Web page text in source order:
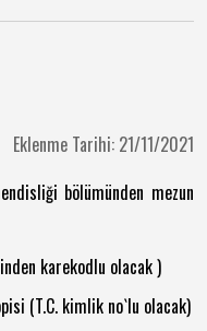
Eklenme Tarihi: 21/11/2021
bölümünden mezun
karekodlu olacak )
(T.C. kimlik no`lu olacak)